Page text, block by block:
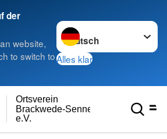
der
website,
to switch to
Sprache wechseln zu
Alles klar
e.V.
Brackwede-Senneraum
Ortsverein